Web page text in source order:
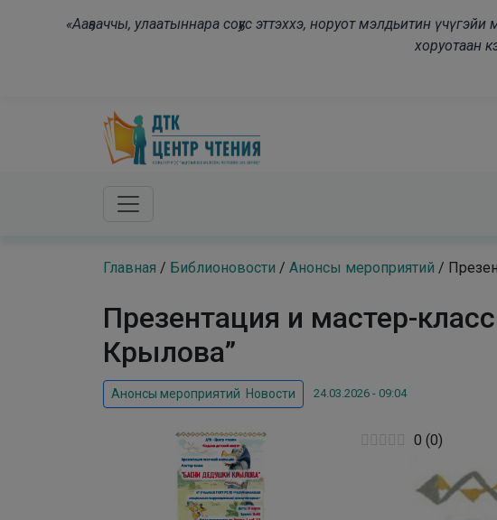
«Ааҕааччы, улаатыннара соҕус эттэххэ, норуот мэлдьитин
хоруотаан
Главная / Библионовости / Анонсы мероприятий /
Презентация и мастер-
Крылова”
Анонсы мероприятий Новости 24.03.2026 - 09:04
0 (0)